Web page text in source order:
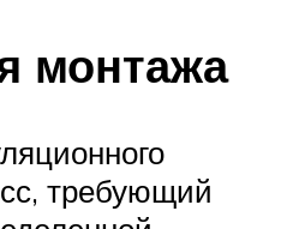
монтажа
требующий